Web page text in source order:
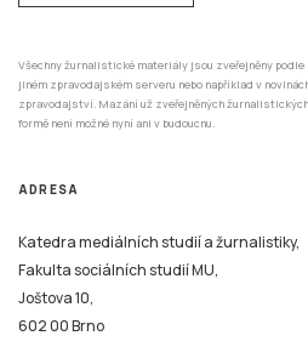
Všechny žurnalistické materiály jsou zveřejněny
jiném zpravodajském serveru nebo například v
zpravodajství. Mazání už zveřejněných
formě není možné nyní ani v budoucnu.
ADRESA
Katedra mediálních studií a žurnalistiky,
Fakulta sociálních studií MU,
Joštova 10,
602 00 Brno